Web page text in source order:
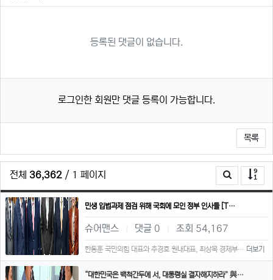
등록된 댓글이 없습니다.
로그인한 회원만 댓글 등록이 가능합니다.
목록
전체 36,362 / 1 페이지
민생 입법과제 점검 위해 국회에 모인 정부 인사들 [T…
슈어맨스 댓글 0 조회 54,167
한동훈 국민의힘 대표와 추경호 원내대표, 최상목 경제부… 더보기
“대한민국은 백척간두에 서, 대통령실 결자해지하라” 與…